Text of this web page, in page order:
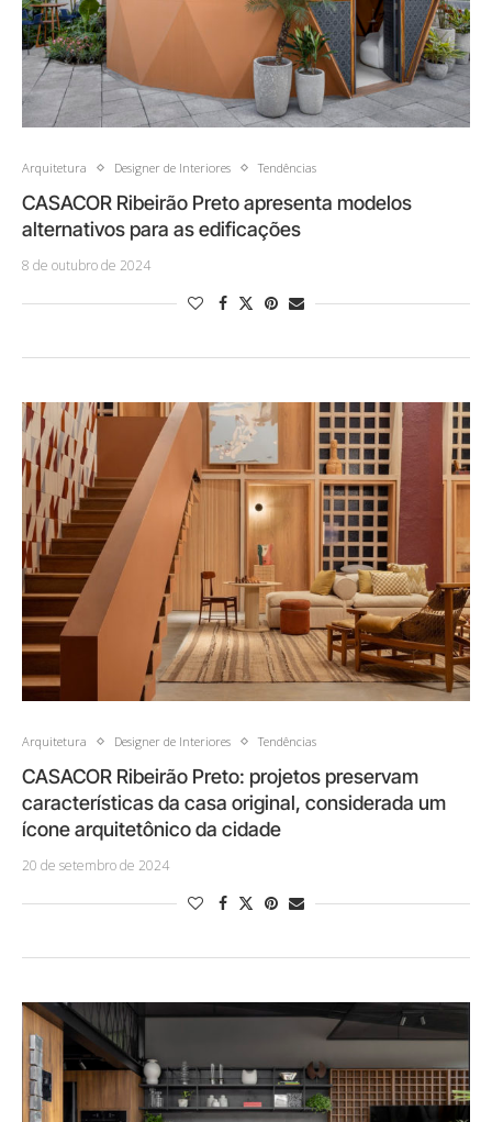
Arquitetura Designer de Interiores Tendências
CASACOR Ribeirão Preto apresenta modelos
alternativos para as edificações
8 de outubro de 2024
Arquitetura Designer de Interiores Tendências
CASACOR Ribeirão Preto: projetos preservam
características da casa original, considerada um
ícone arquitetônico da cidade
20 de setembro de 2024